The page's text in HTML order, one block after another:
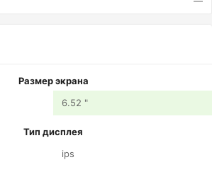
Размер экрана
6.52 "
Тип дисплея
ips